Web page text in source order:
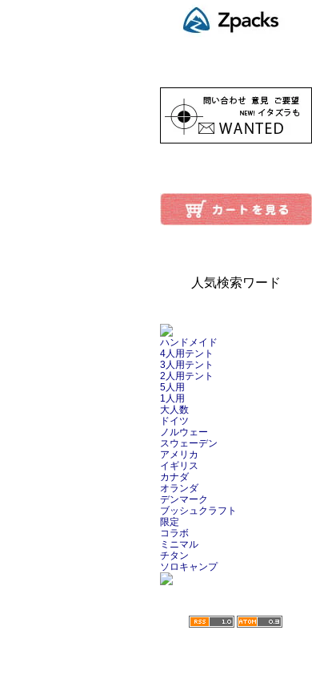
人気検索ワード
ハンドメイド
4人用テント
3人用テント
2人用テント
5人用
1人用
大人数
ドイツ
ノルウェー
スウェーデン
アメリカ
イギリス
カナダ
オランダ
デンマーク
ブッシュクラフト
限定
コラボ
ミニマル
チタン
ソロキャンプ